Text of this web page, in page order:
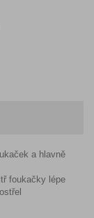
a hlavně
foukačky lépe